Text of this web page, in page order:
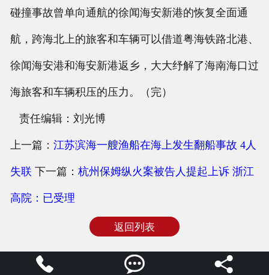
碰撞事故曾单向通航的徐闻海安新港的恢复全面通
航，跨海北上的旅客和车辆可以借道粤海铁路北港、
徐闻海安港和海安新港返乡，大大纾解了海南海口过
海旅客和车辆积压的压力。（完）
责任编辑：刘光博
上一篇： 江苏滨海一艘渔船在海上发生翻船事故 4人
失联 下一篇： 杭州保姆纵火案被告人提起上诉 浙江
高院：已受理
返回列表
  